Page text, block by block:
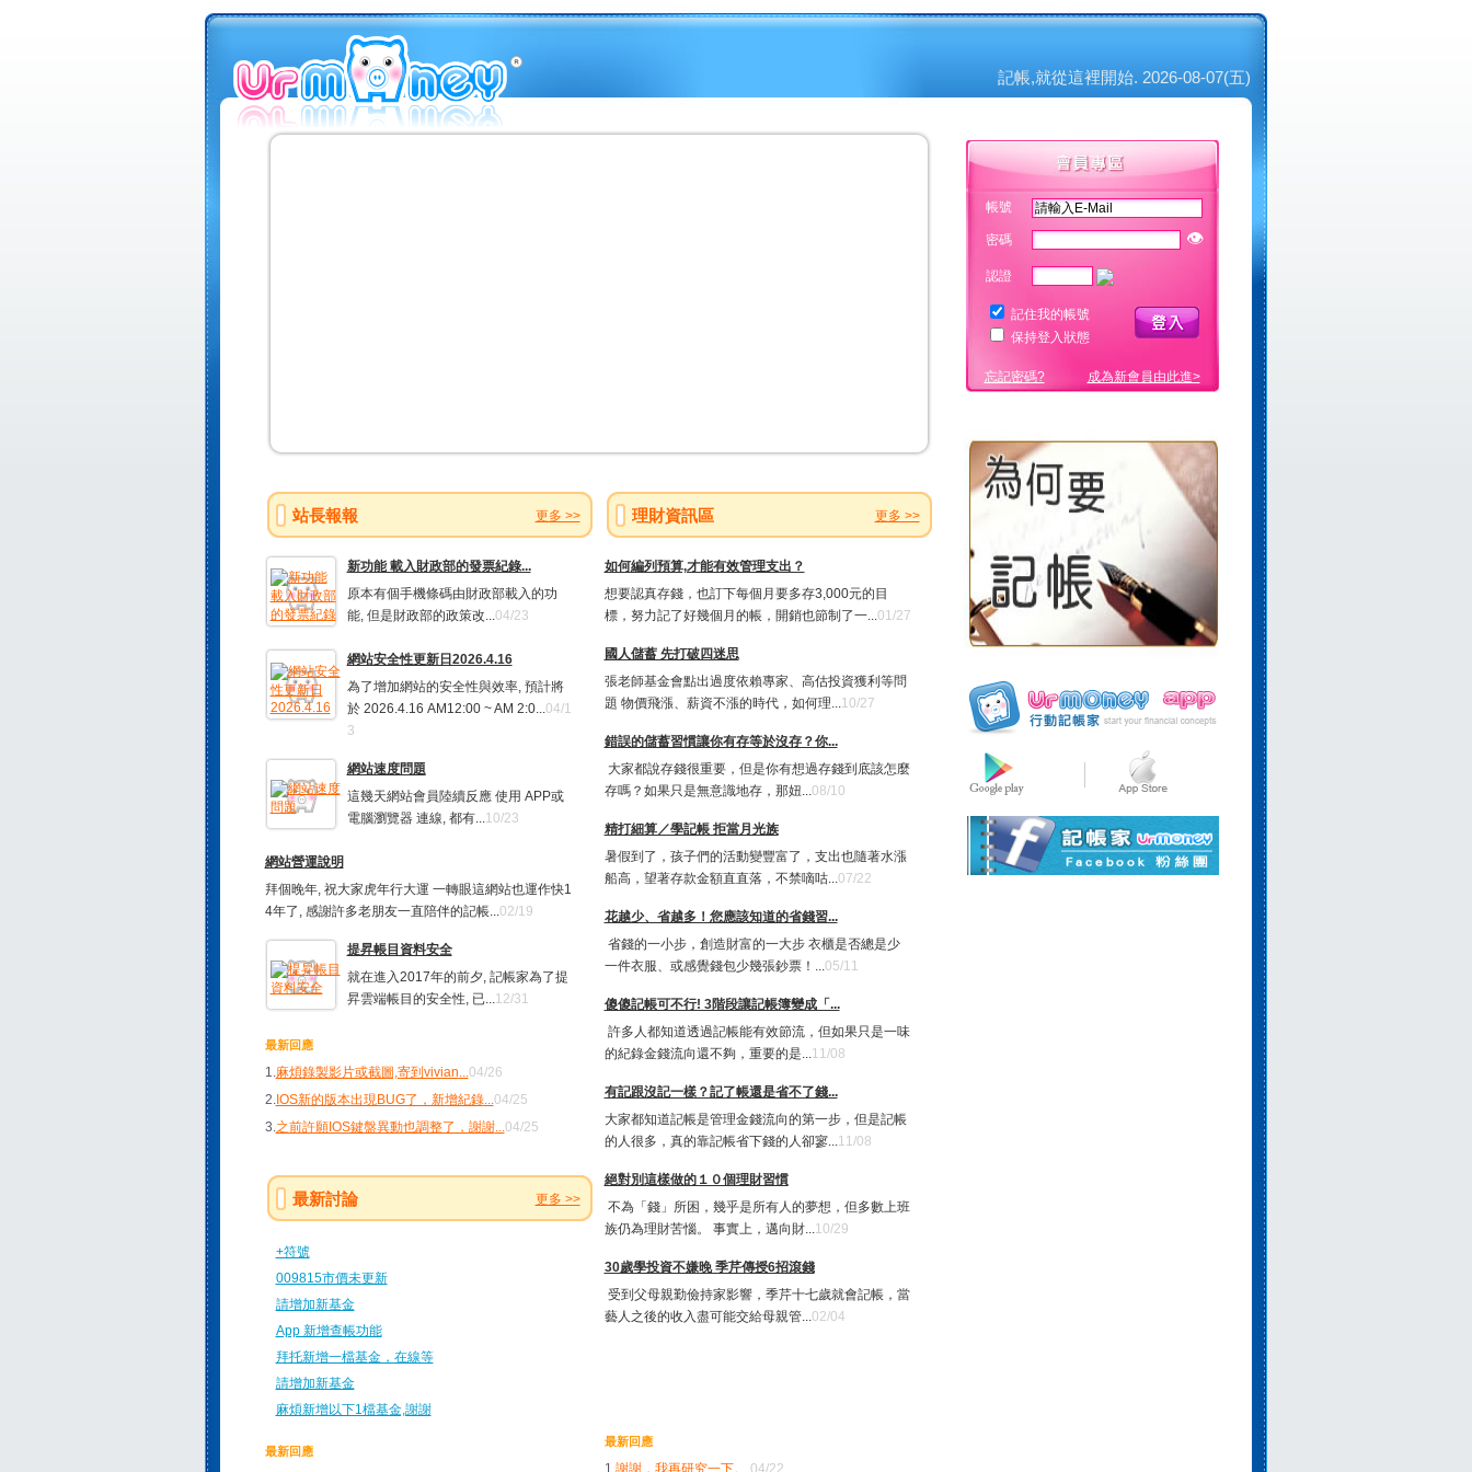
記帳,就從這裡開始. 2026-08-07(五)
站長報報 更多 >>
新功能 載入財政部的發票紀錄...
原本有個手機條碼由財政部載入的功
能, 但是財政部的政策改...04/23
網站安全性更新日2026.4.16
為了增加網站的安全性與效率, 預計將
於 2026.4.16 AM12:00 ~ AM 2:0...04/1
3
網站速度問題
這幾天網站會員陸續反應 使用 APP或
電腦瀏覽器 連線, 都有...10/23
網站營運說明
拜個晚年, 祝大家虎年行大運 一轉眼這網站也運作快1
4年了, 感謝許多老朋友一直陪伴的記帳...02/19
提昇帳目資料安全
就在進入2017年的前夕, 記帳家為了提
昇雲端帳目的安全性, 已...12/31
最新回應
1.麻煩錄製影片或截圖,寄到vivian...04/26
2.IOS新的版本出現BUG了，新增紀錄...04/25
3.之前許願IOS鍵盤異動也調整了，謝謝...04/25
最新討論 更多 >>
+符號
009815市價未更新
請增加新基金
App 新增查帳功能
拜托新增一檔基金，在線等
請增加新基金
麻煩新增以下1檔基金,謝謝
最新回應
理財資訊區 更多 >>
如何編列預算,才能有效管理支出？
想要認真存錢，也訂下每個月要多存3,000元的目
標，努力記了好幾個月的帳，開銷也節制了一...01/27
國人儲蓄 先打破四迷思
張老師基金會點出過度依賴專家、高估投資獲利等問
題 物價飛漲、薪資不漲的時代，如何理...10/27
錯誤的儲蓄習慣讓你有存等於沒存？你...
大家都說存錢很重要，但是你有想過存錢到底該怎麼
存嗎？如果只是無意識地存，那妞...08/10
精打細算／學記帳 拒當月光族
暑假到了，孩子們的活動變豐富了，支出也隨著水漲
船高，望著存款金額直直落，不禁嘀咕...07/22
花越少、省越多！您應該知道的省錢習...
省錢的一小步，創造財富的一大步 衣櫃是否總是少
一件衣服、或感覺錢包少幾張鈔票！...05/11
傻傻記帳可不行! 3階段讓記帳簿變成「...
許多人都知道透過記帳能有效節流，但如果只是一味
的紀錄金錢流向還不夠，重要的是...11/08
有記跟沒記一樣？記了帳還是省不了錢...
大家都知道記帳是管理金錢流向的第一步，但是記帳
的人很多，真的靠記帳省下錢的人卻寥...11/08
絕對別這樣做的１０個理財習慣
不為「錢」所困，幾乎是所有人的夢想，但多數上班
族仍為理財苦惱。 事實上，邁向財...10/29
30歲學投資不嫌晚 季芹傳授6招滾錢
受到父母親勤儉持家影響，季芹十七歲就會記帳，當
藝人之後的收入盡可能交給母親管...02/04
最新回應
1. 謝謝，我再研究一下。 04/22
帳號
密碼 👁
認證
記住我的帳號
保持登入狀態
忘記密碼? 成為新會員由此進>